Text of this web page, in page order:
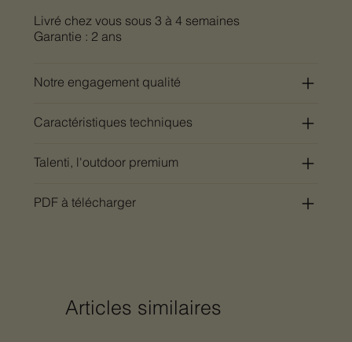
Livré chez vous sous 3 à 4 semaines
Garantie : 2 ans
Notre engagement qualité
Caractéristiques techniques
Talenti, l'outdoor premium
PDF à télécharger
Articles similaires